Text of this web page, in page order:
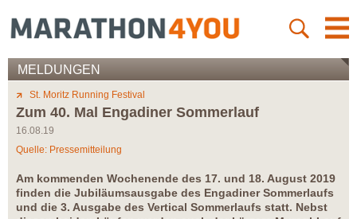
MELDUNGEN
St. Moritz Running Festival
Zum 40. Mal Engadiner Sommerlauf
16.08.19
Quelle: Pressemitteilung
Am kommenden Wochenende des 17. und 18. August 2019
finden die Jubiläumsausgabe des Engadiner Sommerlaufs
und die 3. Ausgabe des Vertical Sommerlaufs statt. Nebst